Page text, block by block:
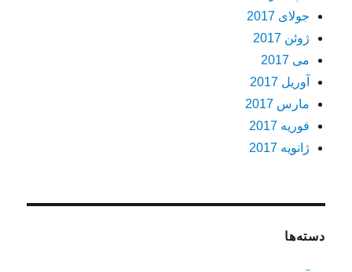
جولای 2017
ژوئن 2017
می 2017
آوریل 2017
مارس 2017
فوریه 2017
ژانویه 2017
دسته‌ها